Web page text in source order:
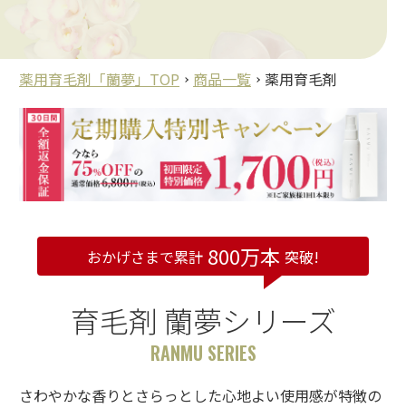
薬用育毛剤「蘭夢」TOP 商品一覧 薬用育毛剤
おかげさまで累計 800万本 突破!
育毛剤 蘭夢シリーズ
RANMU SERIES
さわやかな香りとさらっとした心地よい使用感が特徴の